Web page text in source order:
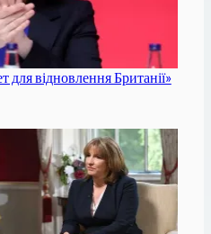
для відновлення Британії»